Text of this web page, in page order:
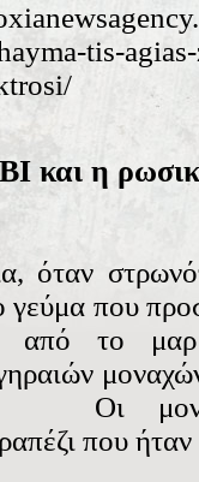
tis-
και η
όταν
γεύμα που
από το
Οι
που